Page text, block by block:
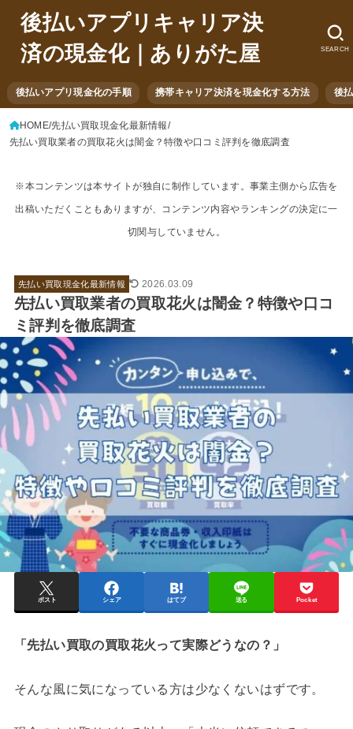
後払いアプリキャリア決
済の現金化｜ありがた屋
後払いアプリ現金化の手順 携帯キャリア決済を現金化する方法 後
SEARCH
HOME 先払い買取現金化最新情報
先払い買取業者の買取花火は闇金？特徴や口コミ評判を徹底調査
※本コンテンツは本サイトが独自に制作しています。事業主側から広告を
出稿いただくこともありますが、コンテンツ内容やランキングの決定に一
切関与していません。
先払い買取現金化最新情報 2026.03.09
先払い買取業者の買取花火は闇金？特徴や口コ
ミ評判を徹底調査
ポスト シェア はてブ 送る Pocket
「先払い買取の買取花火って実際どうなの？」
そんな風に気になっている方は少なくないはずです。